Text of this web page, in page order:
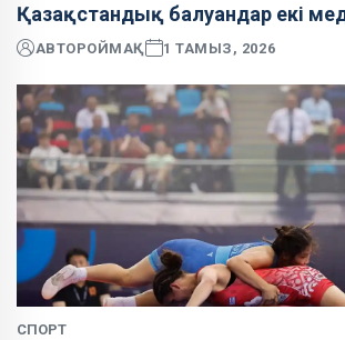
Қазақстандық балуандар екі
АВТОРОЙМАҚ 1 ТАМЫЗ, 2026
СПОРТ